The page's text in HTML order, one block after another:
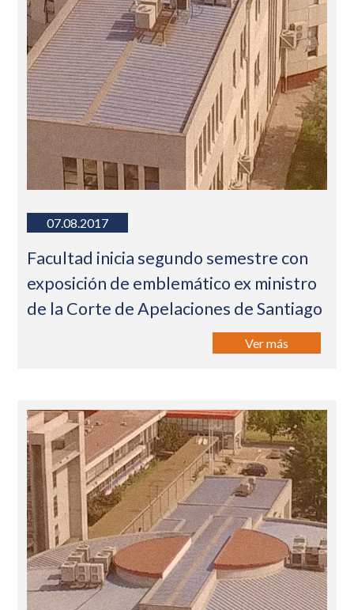
07.08.2017
Facultad inicia segundo semestre con
exposición de emblemático ex ministro
de la Corte de Apelaciones de Santiago
Ver más